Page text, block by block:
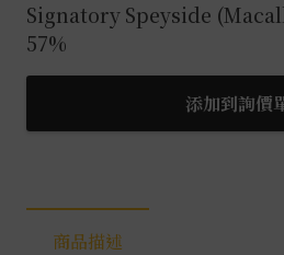
Signatory Speyside
57%
添加到詢價
商品描述